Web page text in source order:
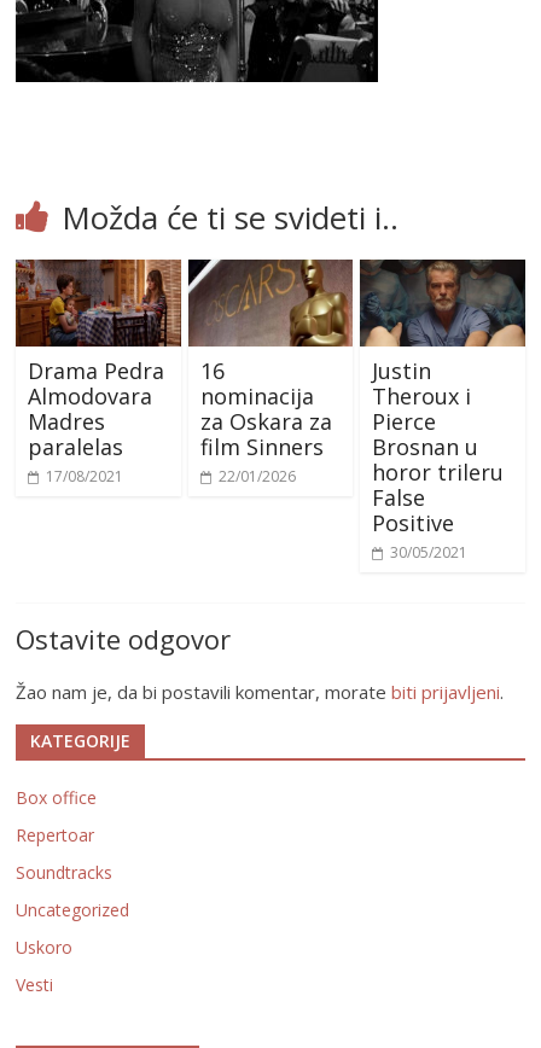
Možda će ti se svideti i..
Drama Pedra
Almodovara
Madres
paralelas
17/08/2021
16
nominacija
za Oskara za
film Sinners
22/01/2026
Justin
Theroux i
Pierce
Brosnan u
horor trileru
False
Positive
30/05/2021
Ostavite odgovor
Žao nam je, da bi postavili komentar, moratebiti prijavljeni.
KATEGORIJE
Box office
Repertoar
Soundtracks
Uncategorized
Uskoro
Vesti